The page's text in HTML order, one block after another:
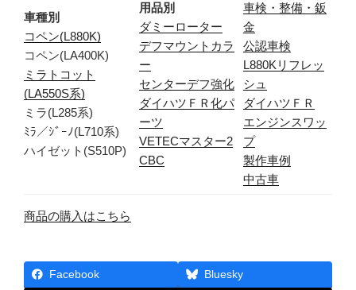
車種別
コペン(L880K)
コペン(LA400K)
ミラトコット
(LA550S系)
ミラ(L285系)
ﾐﾗ／ｼﾞｰﾉ(L710系)
ハイゼット(S510P)
用品別
ダミーローター
デフマウントカラ
ー
センターデフ強化
ダイハツＦＲ化パ
ーツ
VETECマスター2
CBC
車検・整備・鈑
金
公認車検
L880Kリフレッ
シュ
ダイハツＦＲ
エンジンスワッ
プ
製作車例
中古車
商品の購入はこちら
Facebook Bluesky